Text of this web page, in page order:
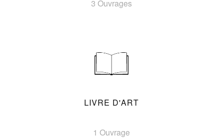
3 Ouvrages
LIVRE D'ART
1 Ouvrage